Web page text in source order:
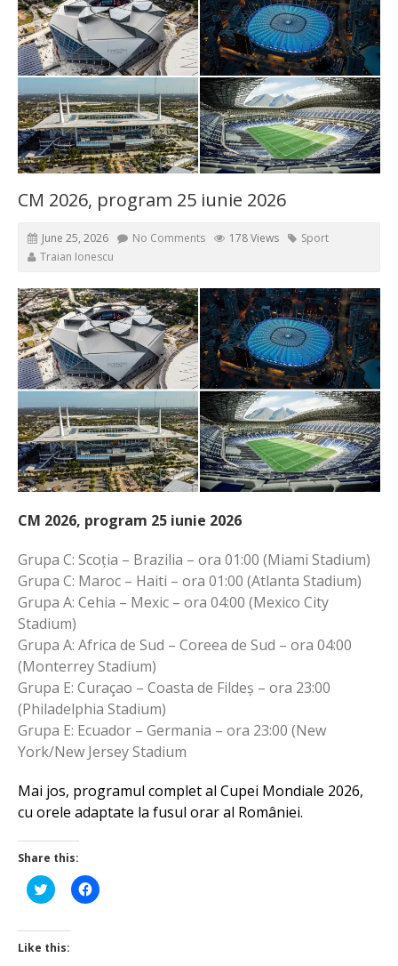
CM 2026, program 25 iunie 2026
June 25, 2026 No Comments 178 Views
Sport
Traian Ionescu
CM 2026, program 25 iunie 2026
Grupa C: Scoția – Brazilia – ora 01:00 (Miami Stadium)
Grupa C: Maroc – Haiti – ora 01:00 (Atlanta Stadium)
Grupa A: Cehia – Mexic – ora 04:00 (Mexico City
Stadium)
Grupa A: Africa de Sud – Coreea de Sud – ora 04:00
(Monterrey Stadium)
Grupa E: Curaçao – Coasta de Fildeș – ora 23:00
(Philadelphia Stadium)
Grupa E: Ecuador – Germania – ora 23:00 (New
York/New Jersey Stadium
Mai jos, programul complet al Cupei Mondiale 2026,
cu orele adaptate la fusul orar al României.
Share this:
Click
to
Twitter
(Opens
in
Click
to
Like this: